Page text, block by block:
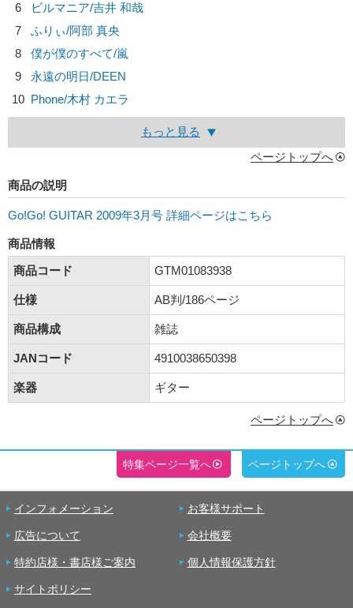
6
ビルマニア/吉井 和哉
7
ふりぃ/阿部 真央
8
僕が僕のすべて/嵐
9
永遠の明日/DEEN
10 Phone/木村 カエラ
もっと見る
ページトップへ
商品の説明
Go!Go! GUITAR 2009年3月号 詳細ページはこちら
商品情報
商品コード
GTM01083938
仕様 AB判/186ページ
商品構成 雑誌
JANコード 4910038650398
楽器 ギター
ページトップへ
特集ページ一覧へ ページトップへ
インフォメーション お客様サポート
広告について 会社概要
特約店様・書店様ご案内 個人情報保護方針
サイトポリシー